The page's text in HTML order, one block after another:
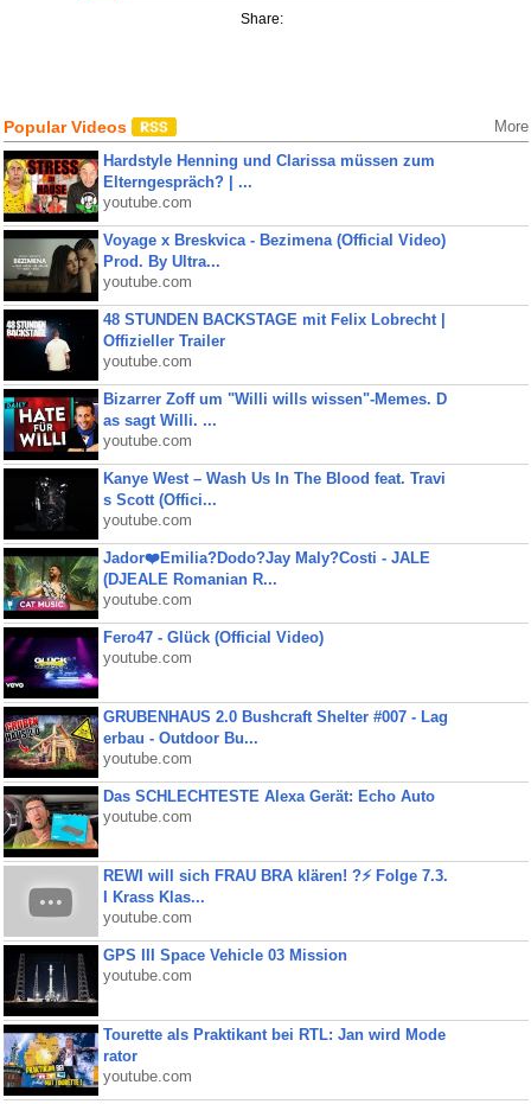
Share:
Popular Videos More
Hardstyle Henning und Clarissa müssen zum
Elterngespräch? | ...
youtube.com
Voyage x Breskvica - Bezimena (Official Video)
Prod. By Ultra...
youtube.com
48 STUNDEN BACKSTAGE mit Felix Lobrecht |
Offizieller Trailer
youtube.com
Bizarrer Zoff um "Willi wills wissen"-Memes. D
as sagt Willi. ...
youtube.com
Kanye West – Wash Us In The Blood feat. Travi
s Scott (Offici...
youtube.com
Jador❤️Emilia?Dodo?Jay Maly?Costi - JALE
(DJEALE Romanian R...
youtube.com
Fero47 - Glück (Official Video)
youtube.com
GRUBENHAUS 2.0 Bushcraft Shelter #007 - Lag
erbau - Outdoor Bu...
youtube.com
Das SCHLECHTESTE Alexa Gerät: Echo Auto
youtube.com
REWI will sich FRAU BRA klären! ?⚡️ Folge 7.3.
I Krass Klas...
youtube.com
GPS III Space Vehicle 03 Mission
youtube.com
Tourette als Praktikant bei RTL: Jan wird Mode
rator
youtube.com